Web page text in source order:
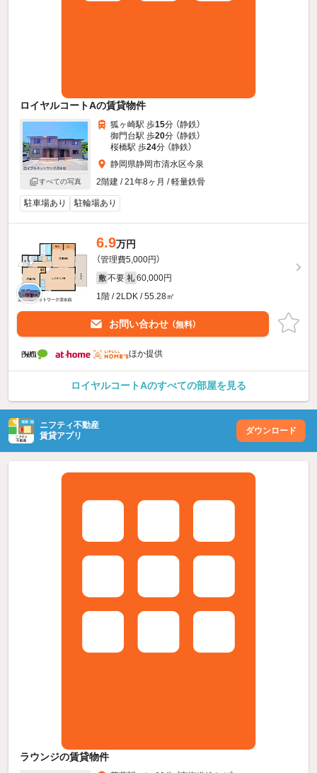
ロイヤルコートAの賃貸物件
すべての写真
狐ヶ崎駅 歩15分 （静鉄）
御門台駅 歩20分 （静鉄）
桜橋駅 歩24分 （静鉄）
静岡県静岡市清水区今泉
2階建 / 21年8ヶ月 / 軽量鉄骨
駐車場あり 駐輪場あり
6.9万円
（管理費5,000円）
敷 不要 礼 60,000円
1階 / 2LDK / 55.28㎡
お問い合わせ （無料）
ほか提供
ロイヤルコートAのすべての部屋を見る
ニフティ不動産
賃貸アプリ
ダウンロード
ラウンジの賃貸物件